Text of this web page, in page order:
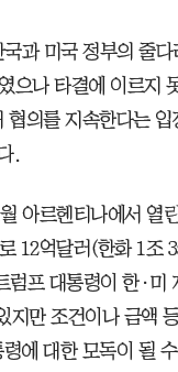
과 미국 정부의 줄다
으나 타결에 이르지
협의를 지속한다는
.
아르헨티나에서 열
12억달러(한화 1조
럼프 대통령이 한·미
지만 조건이나 금액
에 대한 모독이 될